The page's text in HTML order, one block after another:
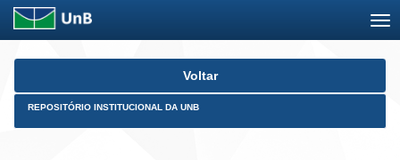
Skip
Voltar
REPOSITÓRIO INSTITUCIONAL DA UNB